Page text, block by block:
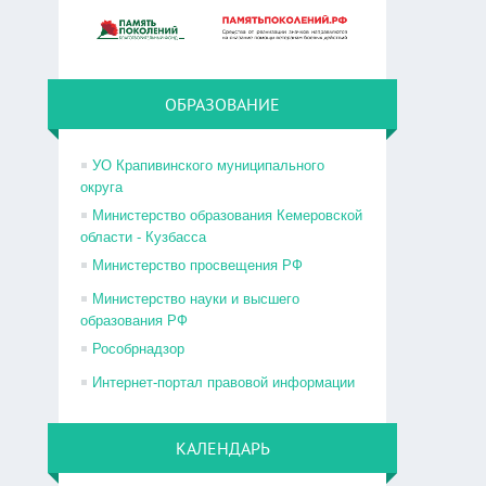
ОБРАЗОВАНИЕ
УО Крапивинского муниципального
округа
Министерство образования Кемеровской
области - Кузбасса
Министерство просвещения РФ
Министерство науки и высшего
образования РФ
Рособрнадзор
Интернет-портал правовой информации
КАЛЕНДАРЬ